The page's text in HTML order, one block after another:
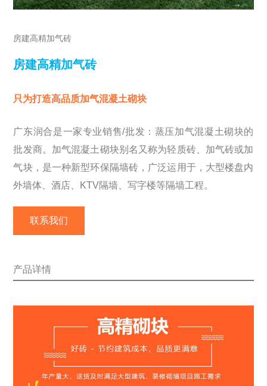
房建高精加气砖
房建高精加气砖
只为打造高品质加气混凝土砌块
广东润合是一家专业销售/批发：蒸压加气混凝土砌块的
批发商。加气混凝土砌块别名又称为轻质砖、加气砖或加
气块，是一种新型环保隔墙砖，广泛运用于，大型楼盘内
外墙体、酒店、KTV隔墙、写字楼等隔墙工程。
联系我们
产品详情